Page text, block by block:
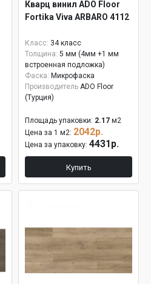
Кварц винил ADO Floor
Fortika Viva ARBARO 4112
Класс: 34 класс
Толщина: 5 мм (4мм +1 мм
встроенная подложка)
Фаска: Микрофаска
Производитель ADO Floor
(Турция)
Площадь упаковки: 2.17 м2
Цена за 1 м2: 2042р.
Цена за упаковку: 4431р.
Купить